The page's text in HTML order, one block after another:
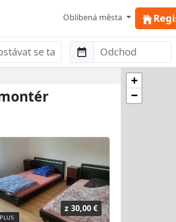
Oblíbená města
Abreise
z 30,00 €
+
−